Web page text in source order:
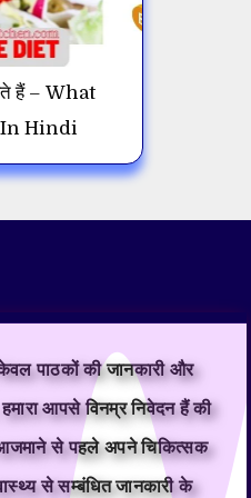
हैं – What
Hindi
पाठकों की जानकारी और
हमारा आपसे विनम्र निवेदन हैं की
से पहले अपने चिकित्सक
से सम्बंधित जानकारी के